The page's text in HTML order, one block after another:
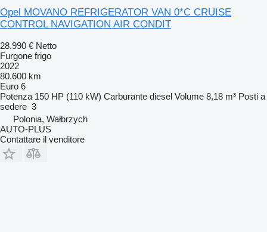
Opel MOVANO REFRIGERATOR VAN 0*C CRUISE
CONTROL NAVIGATION AIR CONDIT
28.990 € Netto
Furgone frigo
2022
80.600 km
Euro 6
Potenza 150 HP (110 kW) Carburante diesel Volume 8,18 m³ Posti a
sedere 3
Polonia, Wałbrzych
AUTO-PLUS
Contattare il venditore